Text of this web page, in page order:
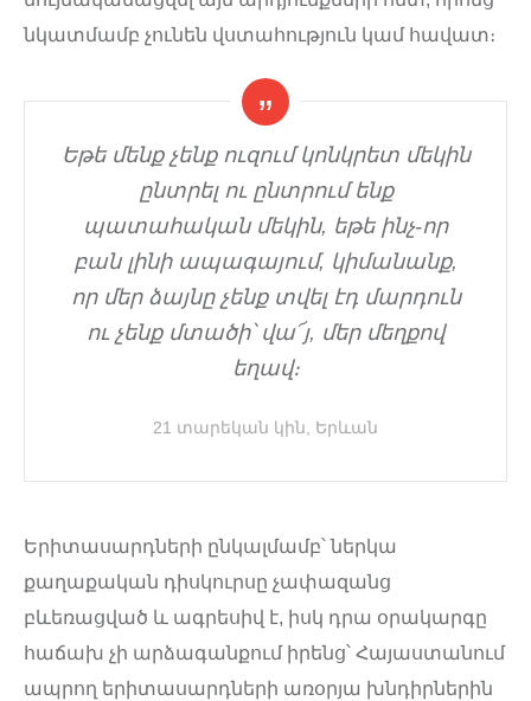
նկատմամբ չունեն վստահություն կամ հավատ։
Եթե մենք չենք ուզում կոնկրետ մեկին
ընտրել ու ընտրում ենք
պատահական մեկին, եթե ինչ-որ
բան լինի ապագայում, կիմանանք,
որ մեր ձայնը չենք տվել էդ մարդուն
ու չենք մտածի՝ վա՜յ, մեր մեղքով
եղավ։
21 տարեկան կին, Երևան
Երիտասարդների ընկալմամբ՝ ներկա
քաղաքական դիսկուրսը չափազանց
բևեռացված և ագրեսիվ է, իսկ դրա օրակարգը
հաճախ չի արձագանքում իրենց՝ Հայաստանում
ապրող երիտասարդների առօրյա խնդիրներին